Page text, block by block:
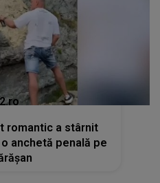
romantic a stârnit
anchetă penală pe